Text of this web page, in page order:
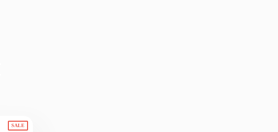
SALE